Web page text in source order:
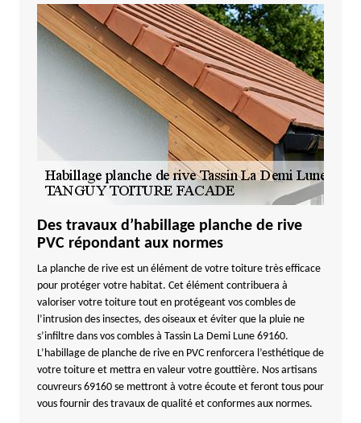
Des travaux d’habillage planche de rive
PVC répondant aux normes
La planche de rive est un élément de votre toiture très efficace
pour protéger votre habitat. Cet élément contribuera à
valoriser votre toiture tout en protégeant vos combles de
l’intrusion des insectes, des oiseaux et éviter que la pluie ne
s’infiltre dans vos combles à Tassin La Demi Lune 69160.
L’habillage de planche de rive en PVC renforcera l’esthétique de
votre toiture et mettra en valeur votre gouttière. Nos artisans
couvreurs 69160 se mettront à votre écoute et feront tous pour
vous fournir des travaux de qualité et conformes aux normes.